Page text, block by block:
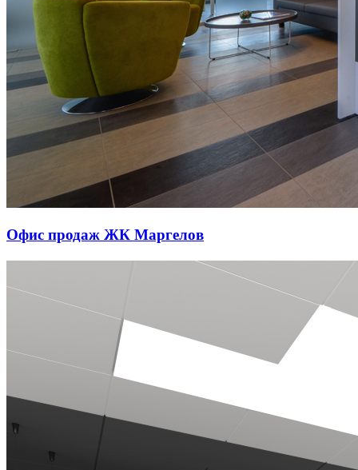
Офис продаж ЖК Маргелов